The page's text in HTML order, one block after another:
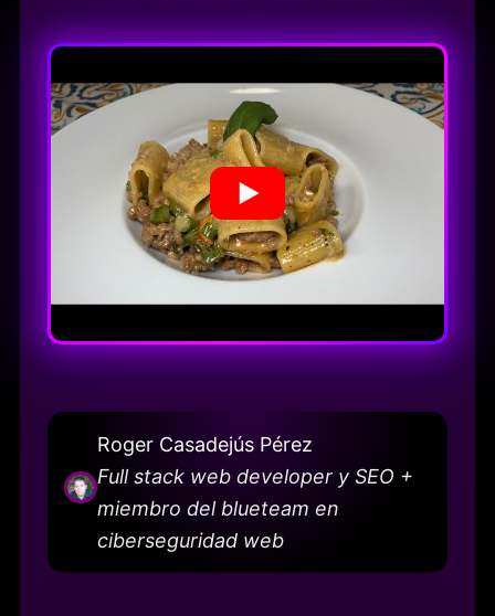
Roger Casadejús Pérez
Full stack web developer y SEO +
miembro del blueteam en
ciberseguridad web